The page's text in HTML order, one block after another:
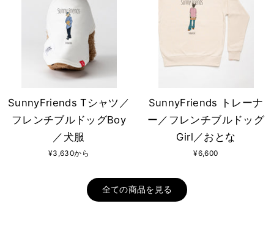
SunnyFriends Tシャツ／
フレンチブルドッグBoy
／犬服
¥3,630から
SunnyFriends トレーナ
ー／フレンチブルドッグ
Girl／おとな
¥6,600
全ての商品を見る